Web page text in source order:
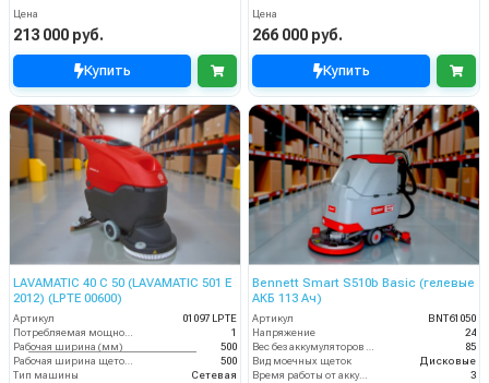
Цена
213 000 руб.
Купить
Цена
266 000 руб.
Купить
LAVAMATIC 40 C 50 (LAVAMATIC 501 E
2012) (LPTE 00600)
Артикул
01097 LPTE
Потребляемая мощность (кВт)
1
Рабочая ширина (мм)
500
Рабочая ширина щеток (мм)
500
Тип машины
Сетевая
Bennett Smart S510b Basic (гелевые
АКБ 113 Ач)
Артикул
BNT61050
Напряжение
24
Вес без аккумуляторов (кг)
85
Вид моечных щеток
Дисковые
Время работы от аккумуляторов (ч)
3